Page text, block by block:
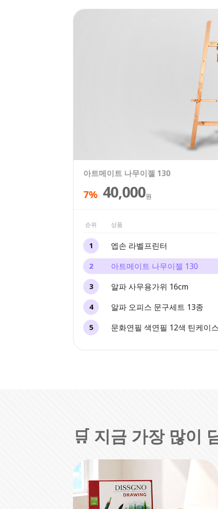
엡손 라벨프린터
69,000원
아트메이트 나무이젤 130
7% 40,000원
알파 사무용가위 16cm
25% 25,500
알파 오피스 문구세트 13종
30,000원
문화연필 색연필 12색 틴케이스
20% 6,400원
순위 상품
1 엡손 라벨프린터
2 아트메이트 나무이젤 130
3 알파 사무용가위 16cm
4 알파 오피스 문구세트 13종
5 문화연필 색연필 12색 틴케이
🛒 지금 가장 많이